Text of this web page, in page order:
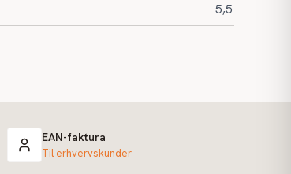
5,5
EAN-faktura
Til erhvervskunder